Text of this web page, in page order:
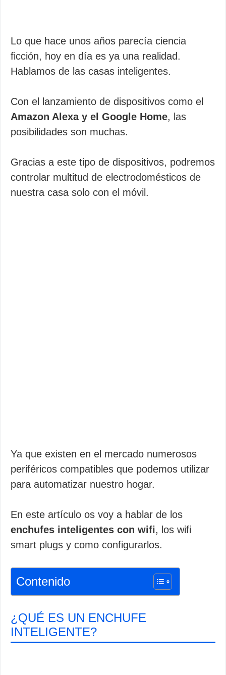
Lo que hace unos años parecía ciencia
ficción, hoy en día es ya una realidad.
Hablamos de las casas inteligentes.
Con el lanzamiento de dispositivos como el
Amazon Alexa y el Google Home, las
posibilidades son muchas.
Gracias a este tipo de dispositivos, podremos
controlar multitud de electrodomésticos de
nuestra casa solo con el móvil.
Ya que existen en el mercado numerosos
periféricos compatibles que podemos utilizar
para automatizar nuestro hogar.
En este artículo os voy a hablar de los
enchufes inteligentes con wifi, los wifi
smart plugs y como configurarlos.
Contenido
¿QUÉ ES UN ENCHUFE
INTELIGENTE?